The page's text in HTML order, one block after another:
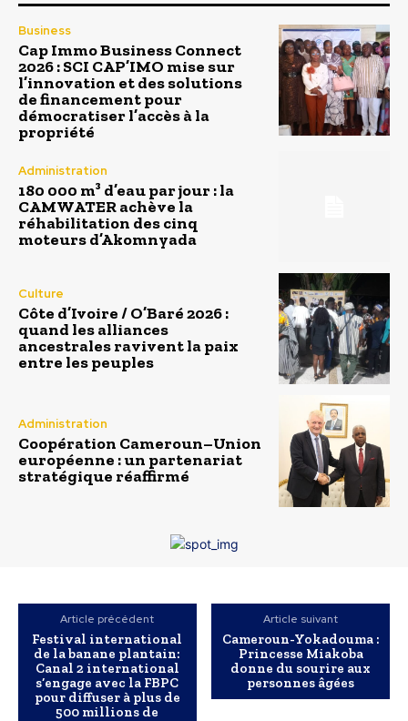
Business
Cap Immo Business Connect
2026 : SCI CAP’IMO mise sur
l’innovation et des solutions
de financement pour
démocratiser l’accès à la
propriété
Administration
180 000 m³ d’eau par jour : la
CAMWATER achève la
réhabilitation des cinq
moteurs d’Akomnyada
Culture
Côte d’Ivoire / O’Baré 2026 :
quand les alliances
ancestrales ravivent la paix
entre les peuples
Administration
Coopération Cameroun–Union
européenne : un partenariat
stratégique réaffirmé
Article précédent
Festival international
de la banane plantain:
Canal 2 international
s’engage avec la FBPC
pour diffuser à plus de
500 millions de
Article suivant
Cameroun-Yokadouma :
Princesse Miakoba
donne du sourire aux
personnes âgées